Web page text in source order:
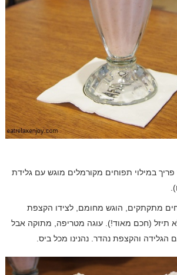
במילוי תפוחים מקורמלים מוגש עם גלידת
מתקתקים, הוגש מחומם, לצידו הקצפת
תיזל (חכם מאוד!). עוגה מטריפה, מתוקה אבל
והקצפת נהדר. נהנינו מכל ביס.